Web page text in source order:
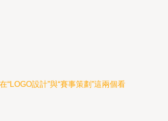
設計”與“賽事策劃”這兩個看